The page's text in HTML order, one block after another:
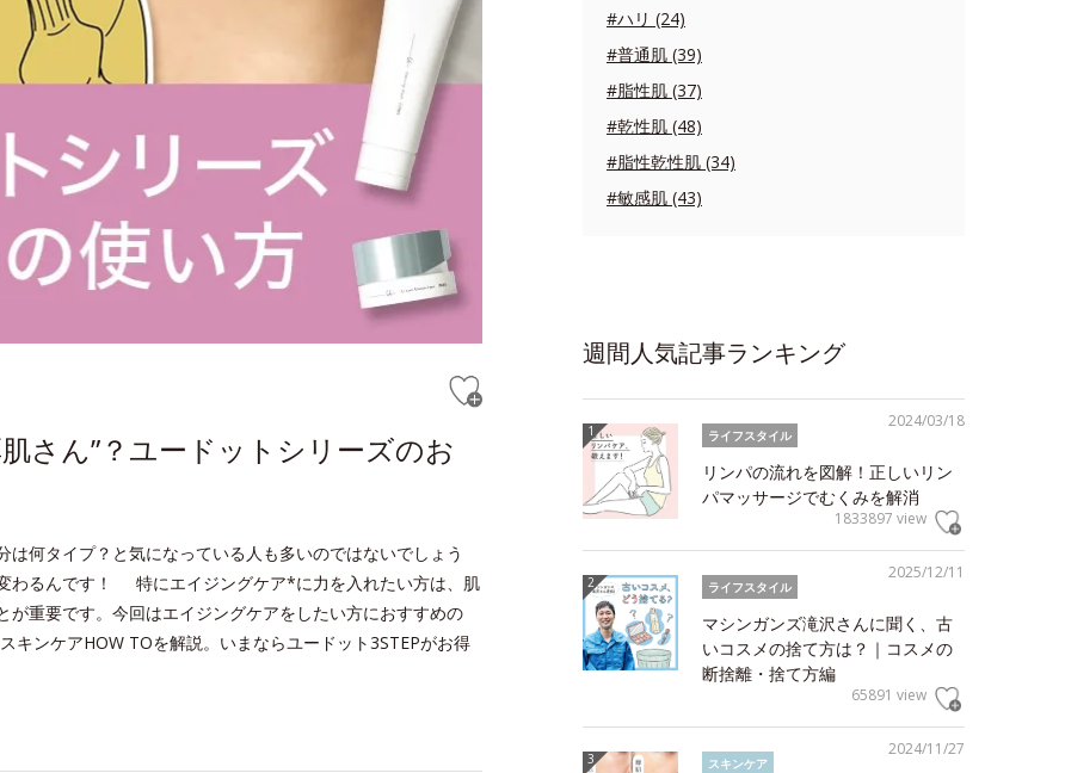
さん”？ユードットシリーズのお
何タイプ？と気になっている人も多いのではないでしょう
わるんです！ 特にエイジングケア*に力を入れたい方は、肌
重要です。今回はエイジングケアをしたい方におすすめの
キンケアHOW TOを解説。いまならユードット3STEPがお得
#ハリ (24)
#普通肌 (39)
#脂性肌 (37)
#乾性肌 (48)
#脂性乾性肌 (34)
#敏感肌 (43)
週間人気記事ランキング
2024/03/18
ライフスタイル
リンパの流れを図解！正しいリン
パマッサージでむくみを解消
1833897 view
2025/12/11
ライフスタイル
マシンガンズ滝沢さんに聞く、古
いコスメの捨て方は？｜コスメの
断捨離・捨て方編
65891 view
2024/11/27
スキンケア